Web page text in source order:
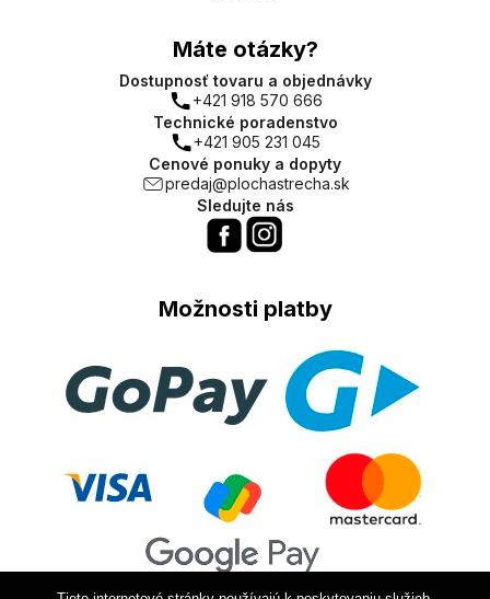
Máte otázky?
Dostupnosť tovaru a objednávky
+421 918 570 666
Technické poradenstvo
+421 905 231 045
Cenové ponuky a dopyty
predaj@plochastrecha.sk
Sledujte nás
Možnosti platby